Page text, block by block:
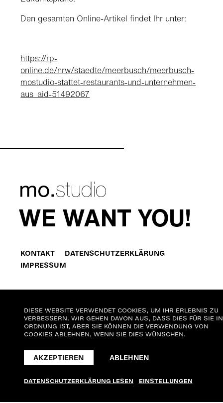
Den gesamten Online-Artikel findet Ihr unter:
https://rp-
online.de/nrw/staedte/meerbusch/meerbusch-
mostudio-stattet-restaurants-und-unternehmen-
aus_aid-51492067
WE WANT YOU!
KONTAKT
DATENSCHUTZERKLÄRUNG
IMPRESSUM
DIESE WEBSITE VERWENDET COOKIES, UM IHR ERLEBNIS ZU
VERBESSERN. WIR GEHEN DAVON AUS, DASS DIES FÜR SIE IN
ORDNUNG IST, ABER SIE KÖNNEN DIE VERWENDUNG VON
COOKIES ABLEHNEN, WENN SIE DIES WÜNSCHEN.
AKZEPTIEREN ABLEHNEN
DATENSCHUTZERKLÄRUNG LESEN EINSTELLUNGEN